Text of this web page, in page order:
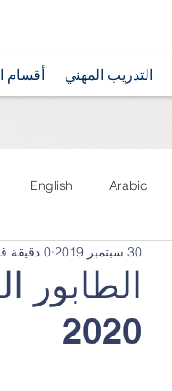
التدريب المهني أقسام
Arabic
English
2020
30 سبتمبر 2019 0 دقيقة قراءة